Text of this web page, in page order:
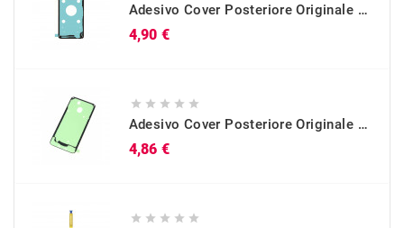
Adesivo Cover Posteriore Originale Galaxy S10 (SM-G973)
4,90 €
    
Adesivo Cover Posteriore Originale Galaxy A40 (SM-A405)
4,86 €
    